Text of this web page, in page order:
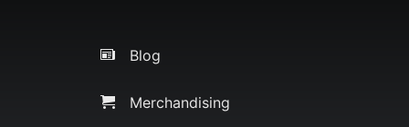
Blog
Merchandising